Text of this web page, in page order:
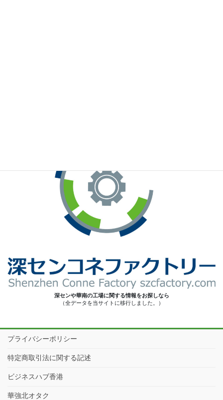
深センや華南の工場に関する情報をお探しなら
（全データを当サイトに移行しました。）
プライバシーポリシー
特定商取引法に関する記述
ビジネスハブ香港
華強北オタク